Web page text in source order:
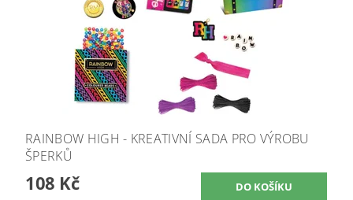
RAINBOW HIGH - KREATIVNÍ SADA PRO VÝROBU
ŠPERKŮ
108 Kč